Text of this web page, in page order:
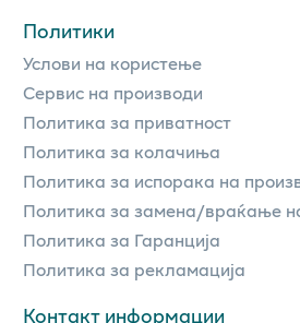
Политики
Услови на користење
Сервис на производи
Политика за приватност
Политика за колачиња
Политика за испорака на
Политика за замена/враќање
Политика за Гаранција
Политика за рекламација
Контакт информации